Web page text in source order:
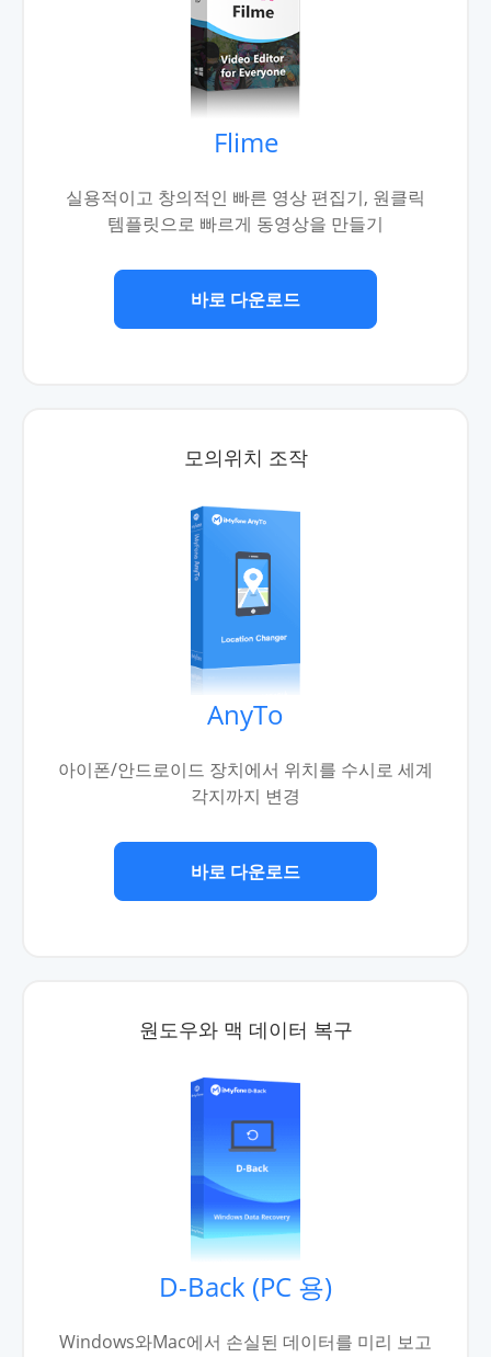
Flime
실용적이고 창의적인 빠른 영상 편집기, 원클릭
템플릿으로 빠르게 동영상을 만들기
바로 다운로드
모의위치 조작
AnyTo
아이폰/안드로이드 장치에서 위치를 수시로 세계
각지까지 변경
바로 다운로드
원도우와 맥 데이터 복구
D-Back (PC 용)
Windows와Mac에서 손실된 데이터를 미리 보고